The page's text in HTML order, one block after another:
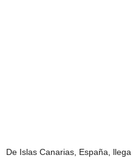
De Islas Canarias, España, llega